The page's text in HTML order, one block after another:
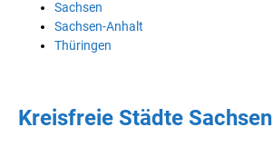
Sachsen
Sachsen-Anhalt
Thüringen
Kreisfreie Städte Sachsen